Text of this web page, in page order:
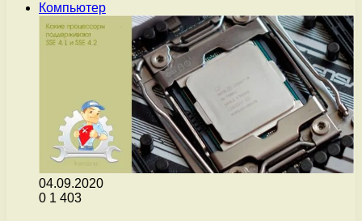
Компьютер
04.09.2020
0 1 403